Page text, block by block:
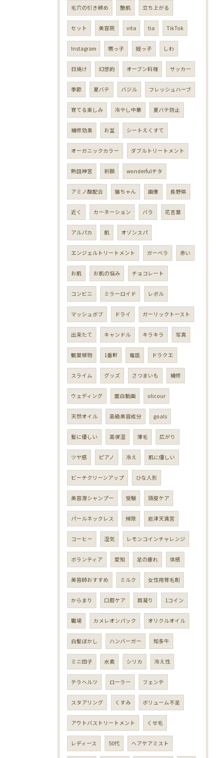
毛穴の引き締め 艶肌 立ち上がる
セット 美容院 vita tia TikTok
Instagram 甥っ子 姪っ子 しわ
日焼け 幻想的 オーブン料理 サッカー
季節 夏バテ バジル フレッシュハーブ
育てる楽しみ 冷やし中華 夏バテ防止
補修効果 お盆 シートえくすて
オーガニックカラー ダブルトリートメント
熱田神宮 祈願 wonderfulチタ
アミノ酸配合 猫ちゃん 画像 長野県
近く カーネーション バラ 花言葉
アルパカ 肌 オゾンスパ
エンジェルトリートメント ガーベラ 赤い
お肌 お肌の悩み チョコレート
コンビニ ミラーロイド レボル
マッシュボブ ドライ ガーリックトースト
出来たて キャンドル キラキラ 写真
観葉植物 1番軒 電話 ドラクエ
スライム グッズ さつまいも 補修
ウェディング 面白動画 olicour
天然オイル 高級美容成分 goals
髪に優しい 高保湿 薄毛 広がり
ツヤ感 ピアノ 冷え 肌に優しい
ビーチクリーンアップ ひな人形
美容液シャンプー 受験 頭皮ケア
パールネックレス 掃除 岩津天満宮
コーヒー 湿気 レモンコインチャレンジ
ボランティア 愛知 足の疲れ 体感
美容師おすすめ ミルク 女性用育毛剤
からまり 口腔ケア 肩凝り 1コイン
職場 カメレオンパック オリクルオイル
白髪ぼかし ハンバーガー 知多牛
ミニ団子 水素 シリカ 冷え性
テラヘルツ ローラー フェンテ
スタアリング くすみ ボリューム不足
アウトバストリートメント くせ毛
レディース 50代 ヘアケアミスト